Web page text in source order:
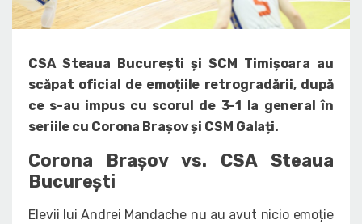
CSA Steaua București și SCM Timișoara au
scăpat oficial de emoțiile retrogradării, după
ce s-au impus cu scorul de 3-1 la general în
seriile cu Corona Brașov și CSM Galați.
Corona Brașov vs. CSA Steaua
București
Elevii lui Andrei Mandache nu au avut nicio emoție